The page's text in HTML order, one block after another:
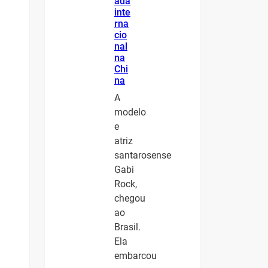
inte
rna
cio
nal
na
Chi
na
A
modelo
e
atriz
santarosense
Gabi
Rock,
chegou
ao
Brasil.
Ela
embarcou